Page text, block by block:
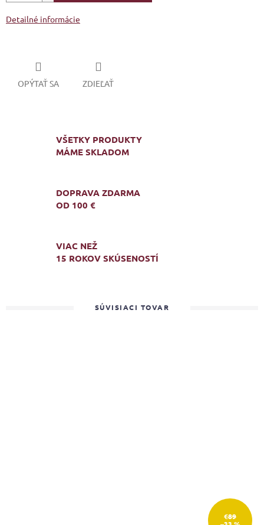
Detailné informácie
OPÝTAŤ SA ZDIEĽAŤ
VŠETKY PRODUKTY
MÁME SKLADOM
DOPRAVA ZDARMA
OD 100 €
VIAC NEŽ
15 ROKOV SKÚSENOSTÍ
SÚVISIACI TOVAR
€89